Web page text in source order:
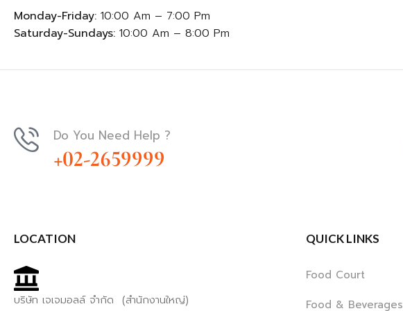
Monday-Friday: 10:00 Am – 7:00 Pm
Saturday-Sundays: 10:00 Am – 8:00 Pm
Do You Need Help ?
+02-2659999
LOCATION
บริษัท เจเจมอลล์ จำกัด (สำนักงานใหญ่)
QUICK LINKS
Food Court
Food & Beverages